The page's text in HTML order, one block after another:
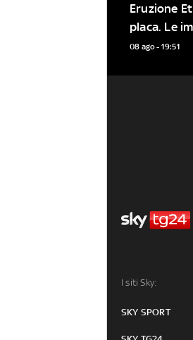
Eruzione
placa. Le
dell'Etna
08 ago - 19:51
I siti Sky:
SKY SPORT